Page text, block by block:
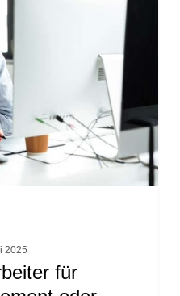
oder
2025
für